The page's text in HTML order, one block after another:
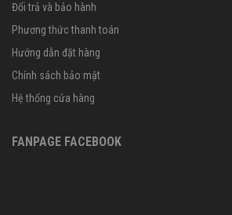
Đổi trả và bảo hành
Phương thức thanh toán
Hướng dẫn đặt hàng
Chính sách bảo mật
Hệ thống cửa hàng
FANPAGE FACEBOOK